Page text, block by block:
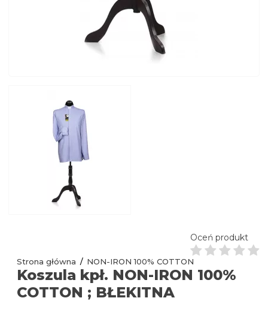
Strona główna NON-IRON 100% COTTON
Koszula kpł. NON-IRON 100%
COTTON ; BŁEKITNA
Oceń produkt